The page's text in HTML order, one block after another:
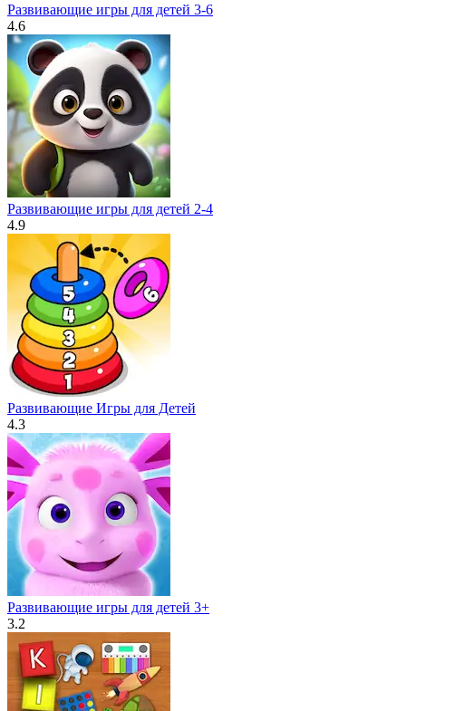
Развивающие игры для детей 3-6
4.6
Развивающие игры для детей 2-4
4.9
Развивающие Игры для Детей
4.3
Развивающие игры для детей 3+
3.2